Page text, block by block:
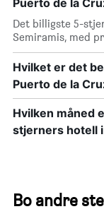
Puerto de la
Det billigste 5-
Semiramis, med
Hvilket er det
Puerto de la
Hvilken måned
stjerners hotell
Bo andre